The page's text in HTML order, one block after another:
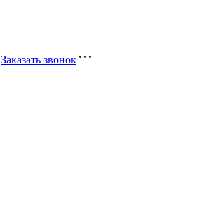
Заказать звонок